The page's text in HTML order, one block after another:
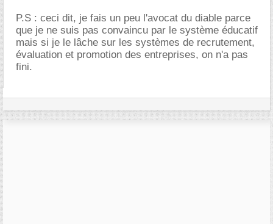
P.S : ceci dit, je fais un peu l'avocat du diable parce
que je ne suis pas convaincu par le système éducatif
mais si je le lâche sur les systèmes de recrutement,
évaluation et promotion des entreprises, on n'a pas
fini.